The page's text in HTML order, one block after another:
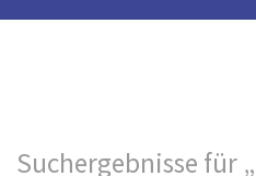
Suchergebnisse für